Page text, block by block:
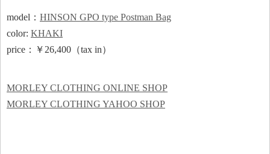
model： HINSON GPO type Postman Bag
color: KHAKI
price：￥26,400（tax in）
MORLEY CLOTHING ONLINE SHOP
MORLEY CLOTHING YAHOO SHOP